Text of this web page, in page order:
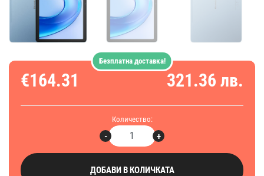
€164.31 321.36 лв.
Количество:
+
-
ДОБАВИ В КОЛИЧКАТА
Безплатна доставка!